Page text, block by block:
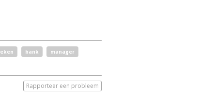
bank
manager
Rapporteer een probleem